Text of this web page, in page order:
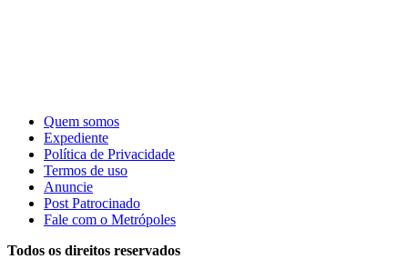
Quem somos
Expediente
Política de Privacidade
Termos de uso
Anuncie
Post Patrocinado
Fale com o Metrópoles
Todos os direitos reservados